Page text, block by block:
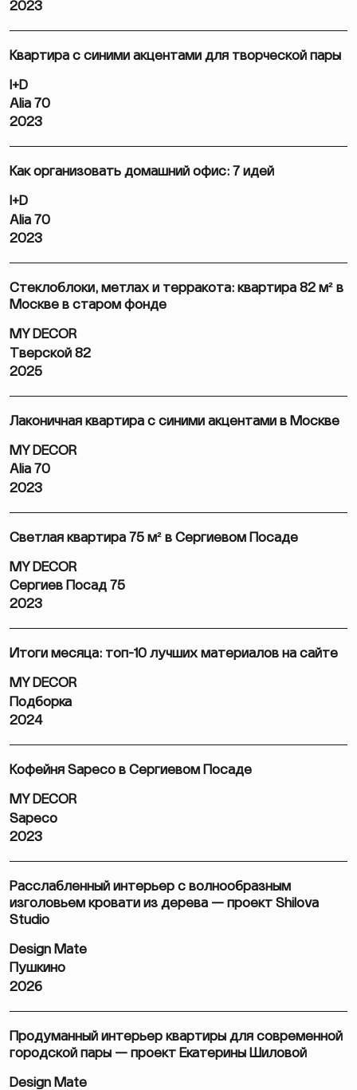
2023
Квартира с синими акцентами для творческой пары
I+D
Alia 70
2023
Как организовать домашний офис: 7 идей
I+D
Alia 70
2023
Стеклоблоки, метлах и терракота: квартира 82 м² в
Москве в старом фонде
MY DECOR
Тверской 82
2025
Лаконичная квартира с синими акцентами в Москве
MY DECOR
Alia 70
2023
Светлая квартира 75 м² в Сергиевом Посаде
MY DECOR
Сергиев Посад 75
2023
Итоги месяца: топ-10 лучших материалов на сайте
MY DECOR
Подборка
2024
Кофейня Sapeco в Сергиевом Посаде
MY DECOR
Sapeco
2023
Расслабленный интерьер с волнообразным
изголовьем кровати из дерева — проект Shilova
Studio
Design Mate
Пушкино
2026
Продуманный интерьер квартиры для современной
городской пары — проект Екатерины Шиловой
Design Mate